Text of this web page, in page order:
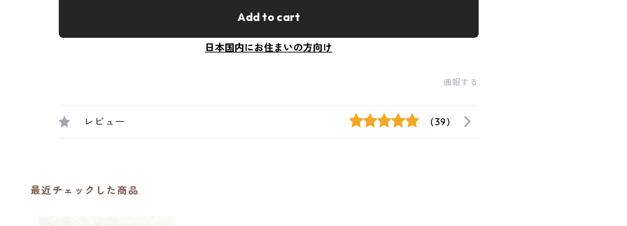
Add to cart
日本国内にお住まいの方向け
通報する
レビュー (39)
最近チェックした商品